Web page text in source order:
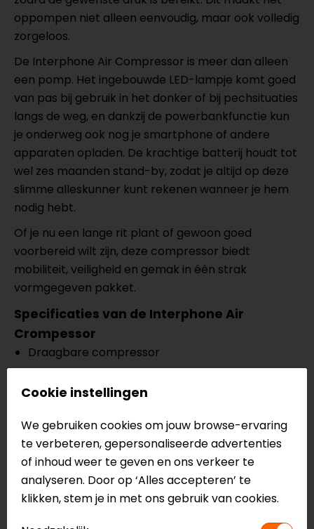
oppompen niet alleen eenvoudig, maar ook volledig
zorgeloos.
De Interphone Air Compressor is meer dan alleen
een pomp. Het ingebouwde LED-lampje komt goed
van pas bij gebruik in het donker of bij pechsituaties
langs de weg, en dankzij de powerbankfunctie kun
je onderweg ook nog je smartphone of andere
apparaten opladen. De krachtige batterij houdt tot
wel zes maanden stand-by, zodat je altijd op deze
slimme alleskunner kunt rekenen wanneer je hem
nodig hebt.
Of je nu een lange rit plant of gewoon goed
voorbereid wilt zijn, deze compressor biedt
mobiliteit, veiligheid en gemak in één strak
vormgegeven pakket.
Specificaties van de Interphone Air
Crompessor
Draagbare compressor
Pompt tot 4 motorbanden op in minder dan 4
minuten op één lading
Geïntegreerde slang
Realtime monitoring op het dubbele display
Auto-stopfunctie
Geïntegreerd LED-lampje
Cookie instellingen
We gebruiken cookies om jouw browse-ervaring
te verbeteren, gepersonaliseerde advertenties
of inhoud weer te geven en ons verkeer te
analyseren. Door op ‘Alles accepteren’ te
klikken, stem je in met ons gebruik van cookies.